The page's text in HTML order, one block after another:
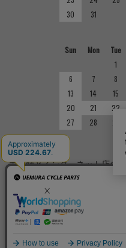
30
31
Sun Mon Tue
1
6
7 8
13
14 15
20
21 22
27
28
■ 定休日
実店舗とインターネット店の
さい。実店舗の定休日につい
Copyright(C)サイクルショップで完成車や